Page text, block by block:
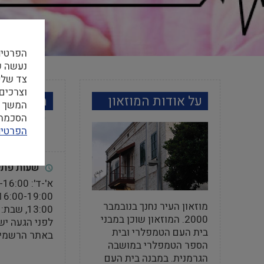
על אודות המוזאון
מוזאון העיר נחנך בנובמבר
2000. המוזאון שוכן במבני
בית העם הטמפלרי ובית
הספר הטמפלרי במושבה
הגרמנית. במבנה בית העם
מידע
שעות
13:00, שבת: 10:00-15:00
לפני הגעה
באתר
צד
המשך